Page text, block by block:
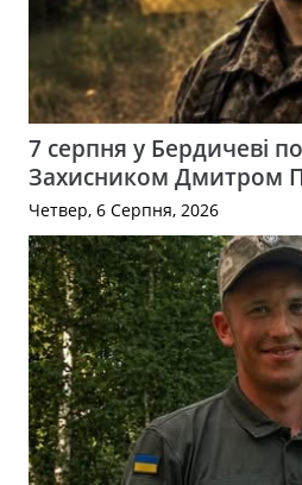
7 серпня у Бердичеві
Захисником Дмитром
Четвер, 6 Серпня, 2026